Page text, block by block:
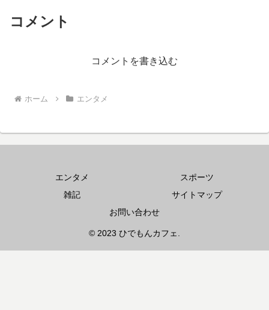
コメント
コメントを書き込む
ホーム エンタメ
エンタメ
スポーツ
雑記
サイトマップ
お問い合わせ
© 2023 ひでもんカフェ.